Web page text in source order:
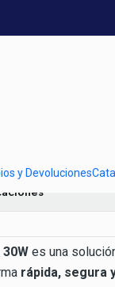
y Devoluciones
Delivery
Power
es una
rápida, segura